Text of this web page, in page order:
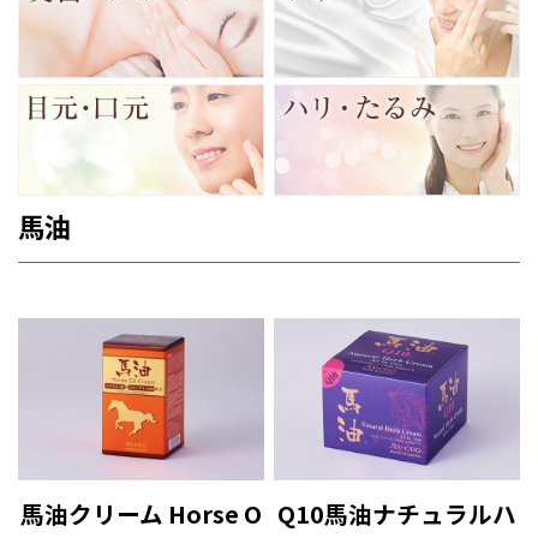
馬油
馬油クリーム Horse O Q10馬油ナチュラルハ